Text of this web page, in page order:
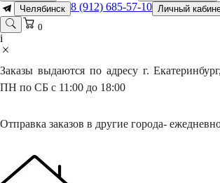
Челябинск 8 (912) 685-57-10 Личный
0
i
Заказы выдаются по адресу г.
ПН по СБ с 11:00 до 18:00
Отправка заказов в другие города-